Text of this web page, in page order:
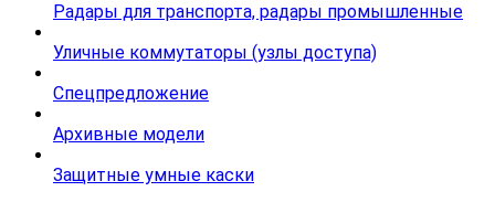
Радары для транспорта, радары промышленные
Уличные коммутаторы (узлы доступа)
Спецпредложение
Архивные модели
Защитные умные каски